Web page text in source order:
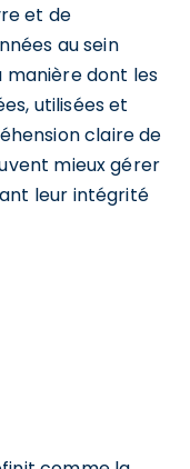
et de
au sein
manière dont les
utilisées et
claire de
mieux gérer
leur intégrité